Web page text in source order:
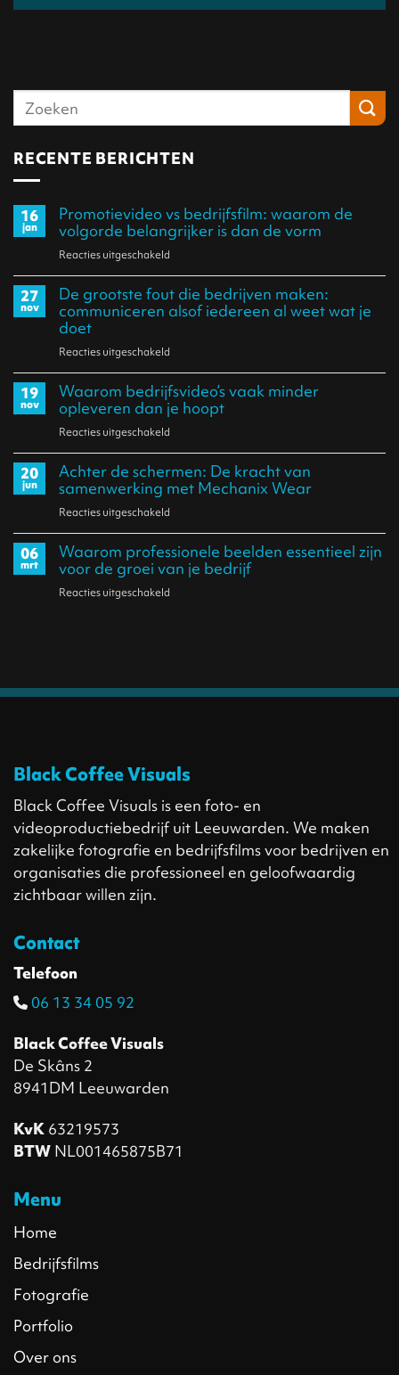
RECENTE BERICHTEN
16
jan
Promotievideo vs bedrijfsfilm: waarom de
volgorde belangrijker is dan de vorm
Reacties uitgeschakeld
Promotievideo
vs
bedrijfsfilm:
volgorde
belangrijker
dan
de
27
nov
De grootste fout die bedrijven maken:
communiceren alsof iedereen al weet wat je
doet
Reacties uitgeschakeld
De
grootste
fout
bedrijven
maken:
alsof
iedereen
al
19
nov
Waarom bedrijfs­video’s vaak minder
opleveren dan je hoopt
Reacties uitgeschakeld
Waarom
bedrijfs­
video’s
minder
opleveren
20
jun
Achter de schermen: De kracht van
samenwerking met Mechanix Wear
Reacties uitgeschakeld
Achter
de
schermen:
met
06
mrt
Waarom professionele beelden essentieel zijn
voor de groei van je bedrijf
Reacties uitgeschakeld
groei
je
bedrijf
Black Coffee Visuals
Black Coffee Visuals is een foto- en
videoproductiebedrijf uit Leeuwarden. We maken
zakelijke fotografie en bedrijfsfilms voor bedrijven en
organisaties die professioneel en geloofwaardig
zichtbaar willen zijn.
Contact
Telefoon
06 13 34 05 92‬
Black Coffee Visuals
De Skâns 2
8941DM Leeuwarden
KvK 63219573
BTW NL001465875B71
Menu
Home
Bedrijfsfilms
Fotografie
Portfolio
Over ons